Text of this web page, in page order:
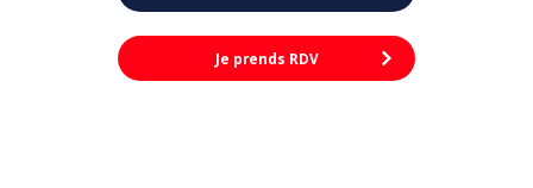
Je prends RDV